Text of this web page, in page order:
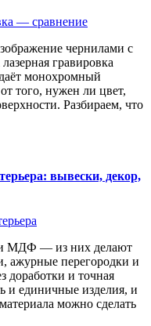
чернилами с
гравировка
монохромный
того, нужен ли цвет,
Разбираем, что
вывески, декор,
и МДФ — из них делают
ажурные перегородки и
доработки и точная
и единичные изделия, и
можно сделать